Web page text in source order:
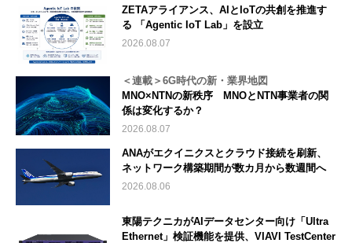
ZETAアライアンス、AIとIoTの共創を推進す
る 「Agentic IoT Lab」を設立
2026.08.07
＜連載＞6G時代の新・業界地図
MNO×NTNの新秩序 MNOとNTN事業者の関
係は変化するか？
2026.08.07
ANAがエクイニクスとクラウド接続を刷新、
ネットワーク構築期間が数カ月から数週間へ
2026.08.06
東陽テクニカがAIデータセンター向け「Ultra
Ethernet」検証機能を提供、VIAVI TestCenter